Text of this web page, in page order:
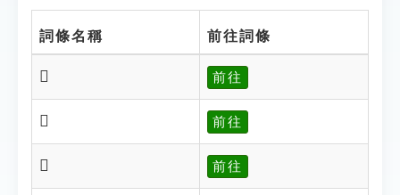
詞條名稱 前往詞條
𧞩 前往
𧞩 前往
𧞪 前往